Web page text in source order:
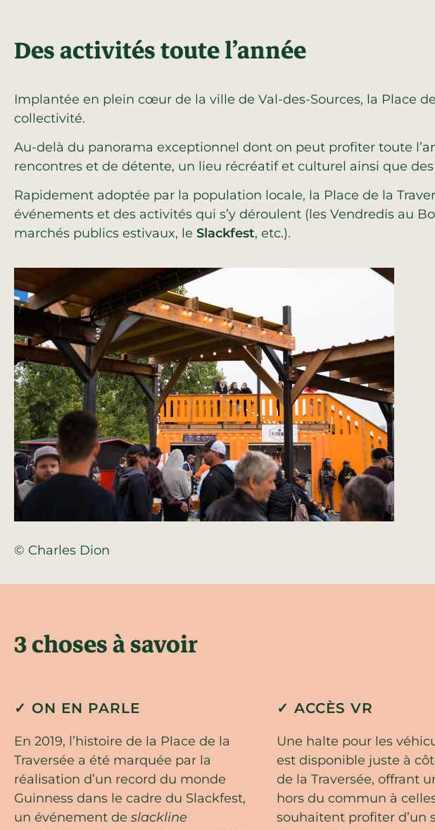
Des activités toute l’année
Implantée en plein cœur de la ville de Val-des-Sources, la Place
collectivité.
Au-delà du panorama exceptionnel dont on peut profiter toute
rencontres et de détente, un lieu récréatif et culturel ainsi que
Rapidement adoptée par la population locale, la Place de la
événements et des activités qui s’y déroulent (les Vendredis au
marchés publics estivaux, le Slackfest, etc.).
© Charles Dion
3 choses à savoir
✓ ON EN PARLE
En 2019, l’histoire de la Place de la
Traversée a été marquée par la
réalisation d’un record du monde
Guinness dans le cadre du Slackfest,
un événement de slackline
✓ ACCÈS VR
Une halte pour les
est disponible juste à
de la Traversée, offrant
hors du commun à
souhaitent profiter d’un